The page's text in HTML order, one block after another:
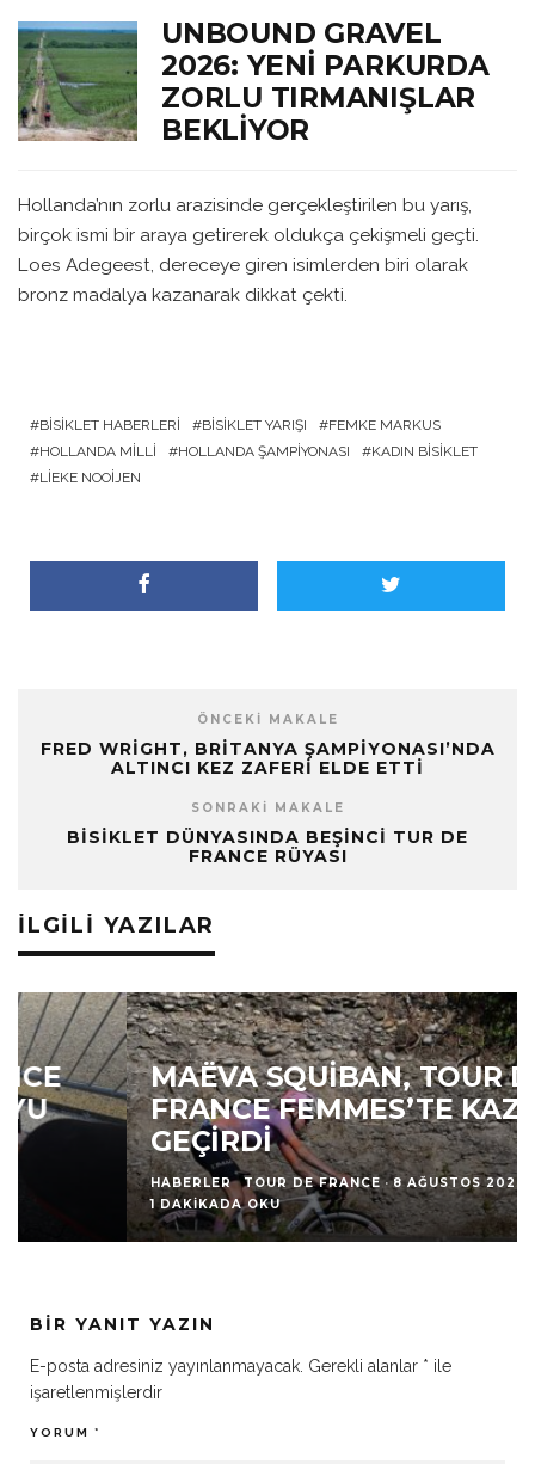
UNBOUND GRAVEL
2026: YENI PARKURDA
ZORLU TIRMANIŞLAR
BEKLIYOR
Hollanda’nın zorlu arazisinde gerçekleştirilen bu yarış,
birçok ismi bir araya getirerek oldukça çekişmeli geçti.
Loes Adegeest, dereceye giren isimlerden biri olarak
bronz madalya kazanarak dikkat çekti.
BISIKLET HABERLERI BISIKLET YARIŞI
FEMKE MARKUS
HOLLANDA MILLI
HOLLANDA ŞAMPIYONASI
KADIN BISIKLET
LIEKE NOOIJEN
ÖNCEKI MAKALE
FRED WRIGHT, BRITANYA ŞAMPIYONASI’NDA
ALTINCI KEZ ZAFERI ELDE ETTI
SONRAKI MAKALE
BISIKLET DÜNYASINDA BEŞINCI TUR DE
FRANCE RÜYASI
İLGILI YAZILAR
MAËVA SQUIBAN, TOUR DE
FRANCE FEMMES’TE KAZA
GEÇIRDI
TOUR DE FRANCE · 8 AĞUSTOS 2026 ·
1 DAKIKADA OKU
BIR YANIT YAZIN
E-posta adresiniz yayınlanmayacak. Gerekli alanlar * ile
işaretlenmişlerdir
YORUM *